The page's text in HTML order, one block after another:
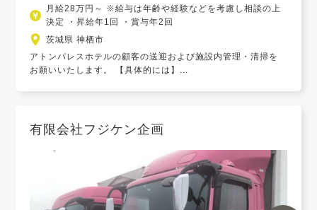
月給28万円～ ※給与は年齢や経験などを考慮し相談の上
決定 ・昇給年1回 ・賞与年2回
茨城県 神栖市
アトンパレスホテルの顧客の送迎および施設内管理・清掃を
お願いいたします。 【具体的には】...
有限会社フジケン企画